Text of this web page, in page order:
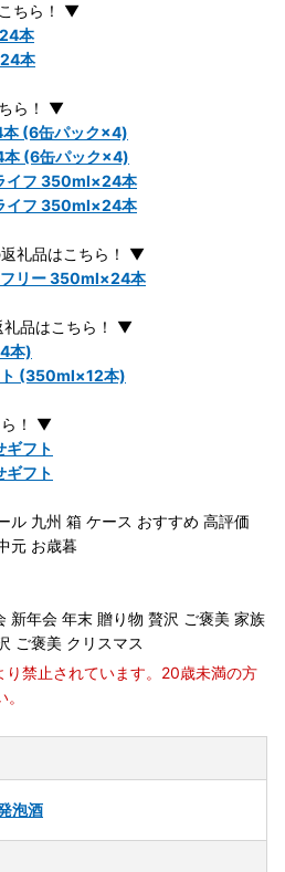
ちら！ ▼
本
本
ら！ ▼
(6缶パック×4)
(6缶パック×4)
イフ 350ml×24本
イフ 350ml×24本
礼品はこちら！ ▼
フリー 350ml×24本
礼品はこちら！ ▼
本)
ト (350ml×12本)
ら！ ▼
ギフト
ギフト
ル 九州 箱 ケース おすすめ 高評価
元 お歳暮
新年会 年末 贈り物 贅沢 ご褒美 家族
ご褒美 クリスマス
禁止されています。20歳未満の方
泡酒